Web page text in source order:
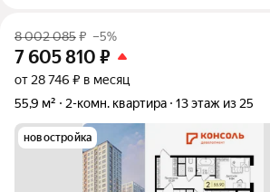
8 002 085₽ –5%
7 605 810 ₽
от 28 746 ₽ в месяц
55,9 м²
2-комн. квартира 13 этаж из 25
новостройка